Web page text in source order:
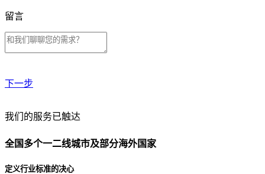
留言
下一步
贵公司预算范围是？
贵公司的团队规模是？
我们的服务已触达
全国多个一二线城市及部分海外国家
定义行业标准的决心